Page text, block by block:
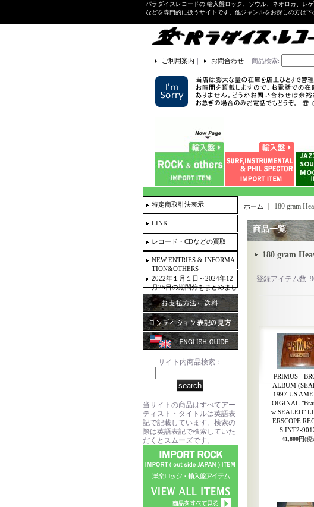
パラダイスレコードの 輸入盤ロック、ソウル、ネオロカ、レ
などを専門的に扱うサイトです。他ジャンルをお探しの方は下
ご利用案内 ｜ お問合わせ 商品検索:
特定商取引法表示
LINK
レコード・CDなどの買取
NEW ENTRIES & INFORMA
TION&OTHERS
2022年１月１日～2024年12
月25日の期間分をまとめまし
た。
サイト内商品検索：
当サイトの商品はすべてアー
ティスト・タイトルは英語表
記で記載しています。検索の
際は英語表記で検索していた
だくとスムーズです。
ホーム 180 gram
商品一覧
180 gram
登録アイテム数:
PRIMUS -
ALBUM
1997 US
OIGINAL
w SEALED"
ERSCOPE
S INT2-
41,800円(税